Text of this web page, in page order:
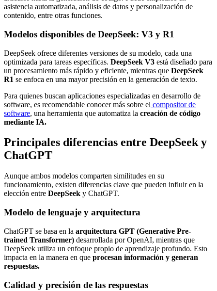
asistencia automatizada, análisis de datos y personalización de
contenido, entre otras funciones.
Modelos disponibles de DeepSeek: V3 y R1
DeepSeek ofrece diferentes versiones de su modelo, cada una
optimizada para tareas específicas. DeepSeek V3 está diseñado para
un procesamiento más rápido y eficiente, mientras que DeepSeek
R1 se enfoca en una mayor precisión en la generación de texto.
Para quienes buscan aplicaciones especializadas en desarrollo de
software, es recomendable conocer más sobre el compositor de
software, una herramienta que automatiza la creación de código
mediante IA.
Principales diferencias entre DeepSeek y
ChatGPT
Aunque ambos modelos comparten similitudes en su
funcionamiento, existen diferencias clave que pueden influir en la
elección entre DeepSeek y ChatGPT.
Modelo de lenguaje y arquitectura
ChatGPT se basa en la arquitectura GPT (Generative Pre-
trained Transformer) desarrollada por OpenAI, mientras que
DeepSeek utiliza un enfoque propio de aprendizaje profundo. Esto
impacta en la manera en que procesan información y generan
respuestas.
Calidad y precisión de las respuestas